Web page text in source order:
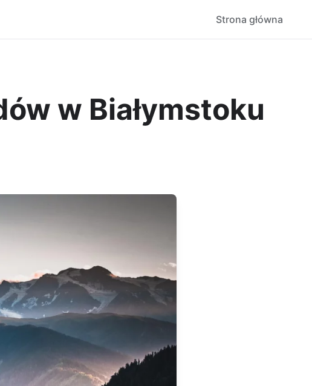
Strona główna
w Białymstoku